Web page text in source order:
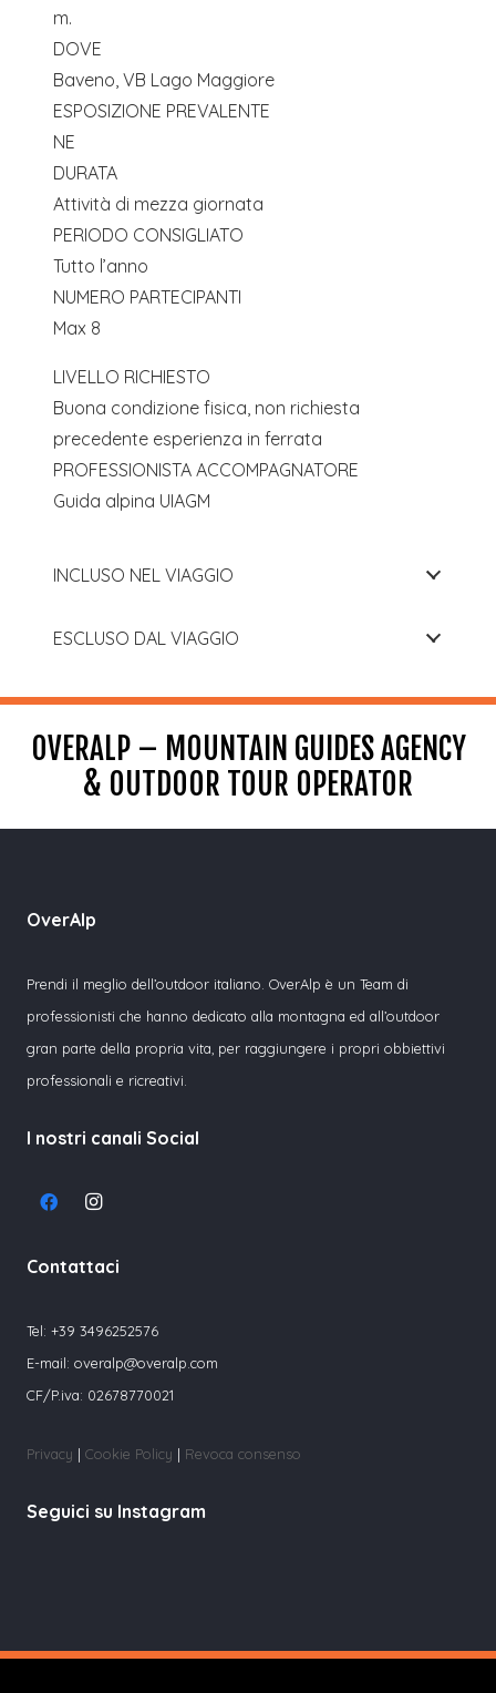
m.
DOVE
Baveno, VB Lago Maggiore
ESPOSIZIONE PREVALENTE
NE
DURATA
Attività di mezza giornata
PERIODO CONSIGLIATO
Tutto l’anno
NUMERO PARTECIPANTI
Max 8
LIVELLO RICHIESTO
Buona condizione fisica, non richiesta
precedente esperienza in ferrata
PROFESSIONISTA ACCOMPAGNATORE
Guida alpina UIAGM
INCLUSO NEL VIAGGIO
ESCLUSO DAL VIAGGIO
OVERALP – MOUNTAIN GUIDES AGENCY
& OUTDOOR TOUR OPERATOR
OverAlp
Prendi il meglio dell’outdoor italiano. OverAlp è un Team di
professionisti che hanno dedicato alla montagna ed all’outdoor
gran parte della propria vita, per raggiungere i propri obbiettivi
professionali e ricreativi.
I nostri canali Social
Contattaci
Tel: +39 3496252576
E-mail: overalp@overalp.com
CF/P.iva: 02678770021
Privacy | Cookie Policy | Revoca consenso
Seguici su Instagram